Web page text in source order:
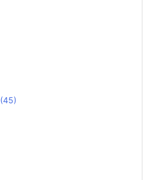
(45)